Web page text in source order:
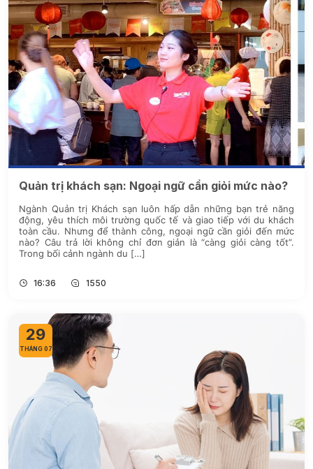
Quản trị khách sạn: Ngoại ngữ cần giỏi mức nào?
Ngành Quản trị Khách sạn luôn hấp dẫn những bạn trẻ năng
động, yêu thích môi trường quốc tế và giao tiếp với du khách
toàn cầu. Nhưng để thành công, ngoại ngữ cần giỏi đến mức
nào? Câu trả lời không chỉ đơn giản là “càng giỏi càng tốt”.
Trong bối cảnh ngành du […]
16:36 1550
29
THÁNG 07